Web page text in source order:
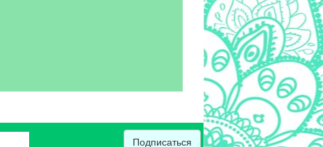
Подписаться